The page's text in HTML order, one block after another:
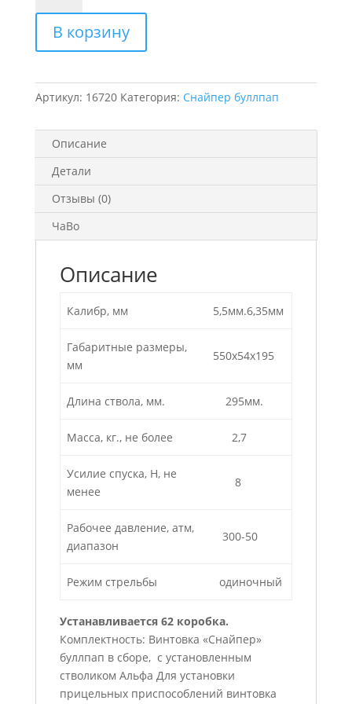
Снайпер
буллпап
300
В корзину
Артикул: 16720 Категория: Снайпер буллпап
Описание
Детали
Отзывы (0)
ЧаВо
Описание
Калибр, мм 5,5мм.6,35мм
Габаритные размеры,
мм
550х54х195
Длина ствола, мм. 295мм.
Масса, кг., не более 2,7
Усилие спуска, Н, не
менее
8
Рабочее давление, атм,
диапазон
300-50
Режим стрельбы одиночный
Устанавливается 62 коробка.
Комплектность: Винтовка «Снайпер»
буллпап в сборе, с установленным
стволиком Альфа Для установки
прицельных приспособлений винтовка